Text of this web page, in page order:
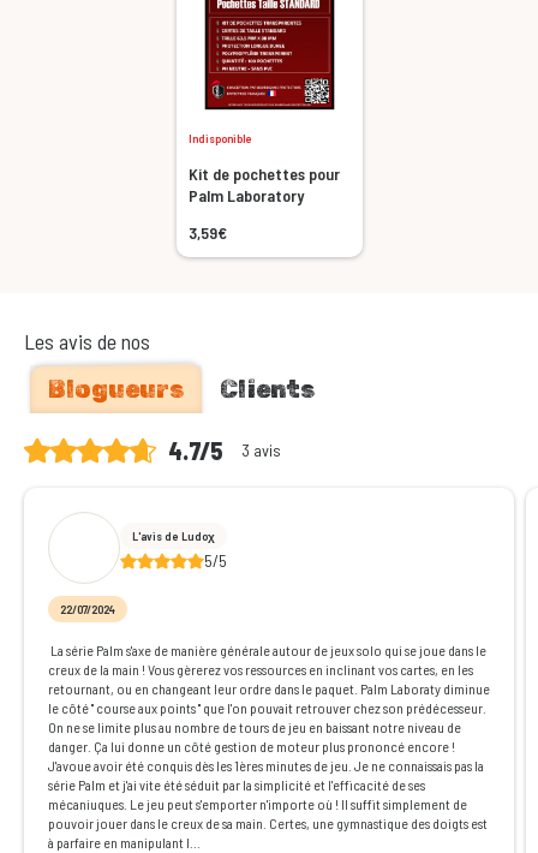
Indisponible
Kit de pochettes pour
Palm Laboratory
3,59€
Les avis de nos
Blogueurs Clients
4.7/5 3 avis
L'avis de Ludoχ
5/5
22/07/2024
La série Palm s'axe de manière générale autour de jeux solo qui se joue dans le
creux de la main ! Vous gèrerez vos ressources en inclinant vos cartes, en les
retournant, ou en changeant leur ordre dans le paquet. Palm Laboraty diminue
le côté " course aux points " que l'on pouvait retrouver chez son prédécesseur.
On ne se limite plus au nombre de tours de jeu en baissant notre niveau de
danger. Ça lui donne un côté gestion de moteur plus prononcé encore !
J'avoue avoir été conquis dès les 1ères minutes de jeu. Je ne connaissais pas la
série Palm et j'ai vite été séduit par la simplicité et l'efficacité de ses
mécaniuques. Le jeu peut s'emporter n'importe où ! Il suffit simplement de
pouvoir jouer dans le creux de sa main. Certes, une gymnastique des doigts est
à parfaire en manipulant l...